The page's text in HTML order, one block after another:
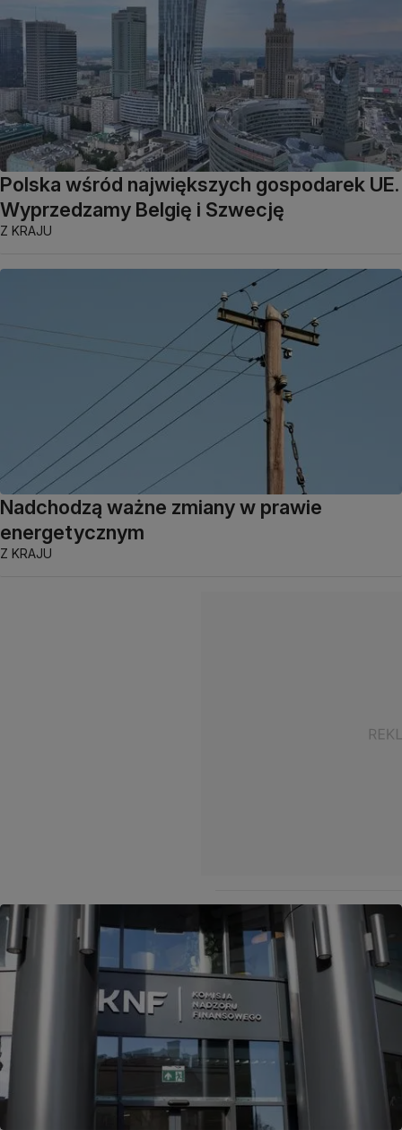
Polska wśród największych gospodarek UE.
Wyprzedzamy Belgię i Szwecję
Z KRAJU
Nadchodzą ważne zmiany w prawie
energetycznym
Z KRAJU